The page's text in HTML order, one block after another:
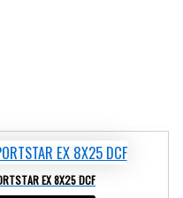
EX 8X25 DCF